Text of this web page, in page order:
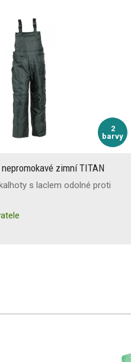
2
barvy
zimní TITAN
s laclem odolné proti